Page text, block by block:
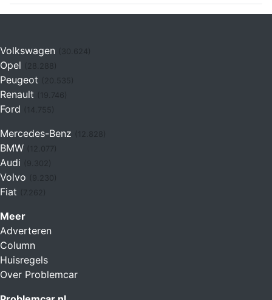
Volkswagen (30.624)
Opel
Peugeot
Renault (19.746)
Ford (14.755)
Mercedes-Benz
BMW
Audi
Volvo
Fiat (7.262)
Meer
Adverteren
Column
Huisregels
Over Problemcar